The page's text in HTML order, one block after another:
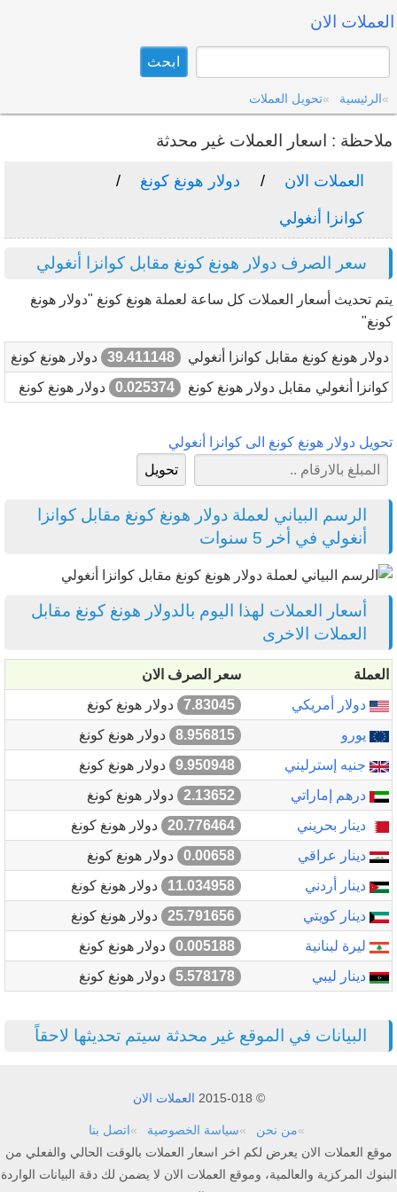
العملات الان
الرئيسية تحويل العملات
ملاحظة : اسعار العملات غير محدثة
العملات الان دولار هونغ كونغ
كوانزا أنغولي
سعر الصرف دولار هونغ كونغ مقابل كوانزا أنغولي
يتم تحديث أسعار العملات كل ساعة لعملة هونغ كونغ "دولار هونغ
كونغ"
دولار هونغ كونغ مقابل كوانزا أنغولي 39.411148
دولار هونغ كونغ
كوانزا أنغولي مقابل دولار هونغ كونغ
0.025374 دولار هونغ كونغ
تحويل دولار هونغ كونغ الى كوانزا أنغولي
الرسم البياني لعملة دولار هونغ كونغ مقابل كوانزا
أنغولي في أخر 5 سنوات
أسعار العملات لهذا اليوم بالدولار هونغ كونغ مقابل
العملات الاخرى
العملة
سعر الصرف الان
دولار أمريكي
7.83045
دولار هونغ كونغ
يورو
8.956815
دولار هونغ كونغ
جنيه إسترليني
9.950948
دولار هونغ كونغ
درهم إماراتي
2.13652
دولار هونغ كونغ
دينار بحريني
20.776464
دولار هونغ كونغ
دينار عراقي
0.00658
دولار هونغ كونغ
دينار أردني
11.034958
دولار هونغ كونغ
دينار كويتي
25.791656
دولار هونغ كونغ
ليرة لبنانية
0.005188
دولار هونغ كونغ
دينار ليبي
5.578178 دولار هونغ كونغ
البيانات في الموقع غير محدثة سيتم تحديثها لاحقاً
© 2015-018 العملات الان
من نحن سياسة الخصوصية
اتصل بنا
موقع العملات الان يعرض لكم اخر اسعار العملات بالوقت الحالي والفعلي من
البنوك المركزية والعالمية، وموقع العملات الان لا يضمن لك دقة البيانات الواردة